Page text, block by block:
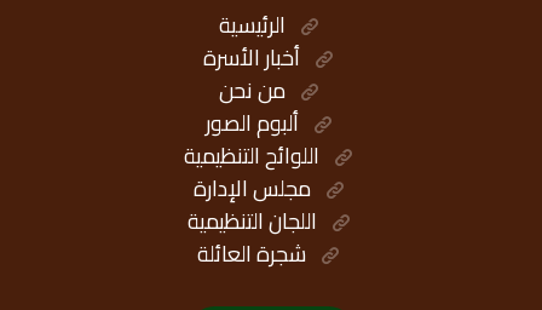
الرئيسية
أخبار الأسرة
من نحن
ألبوم الصور
اللوائح التنظيمية
مجلس الإدارة
اللجان التنظيمية
شجرة العائلة